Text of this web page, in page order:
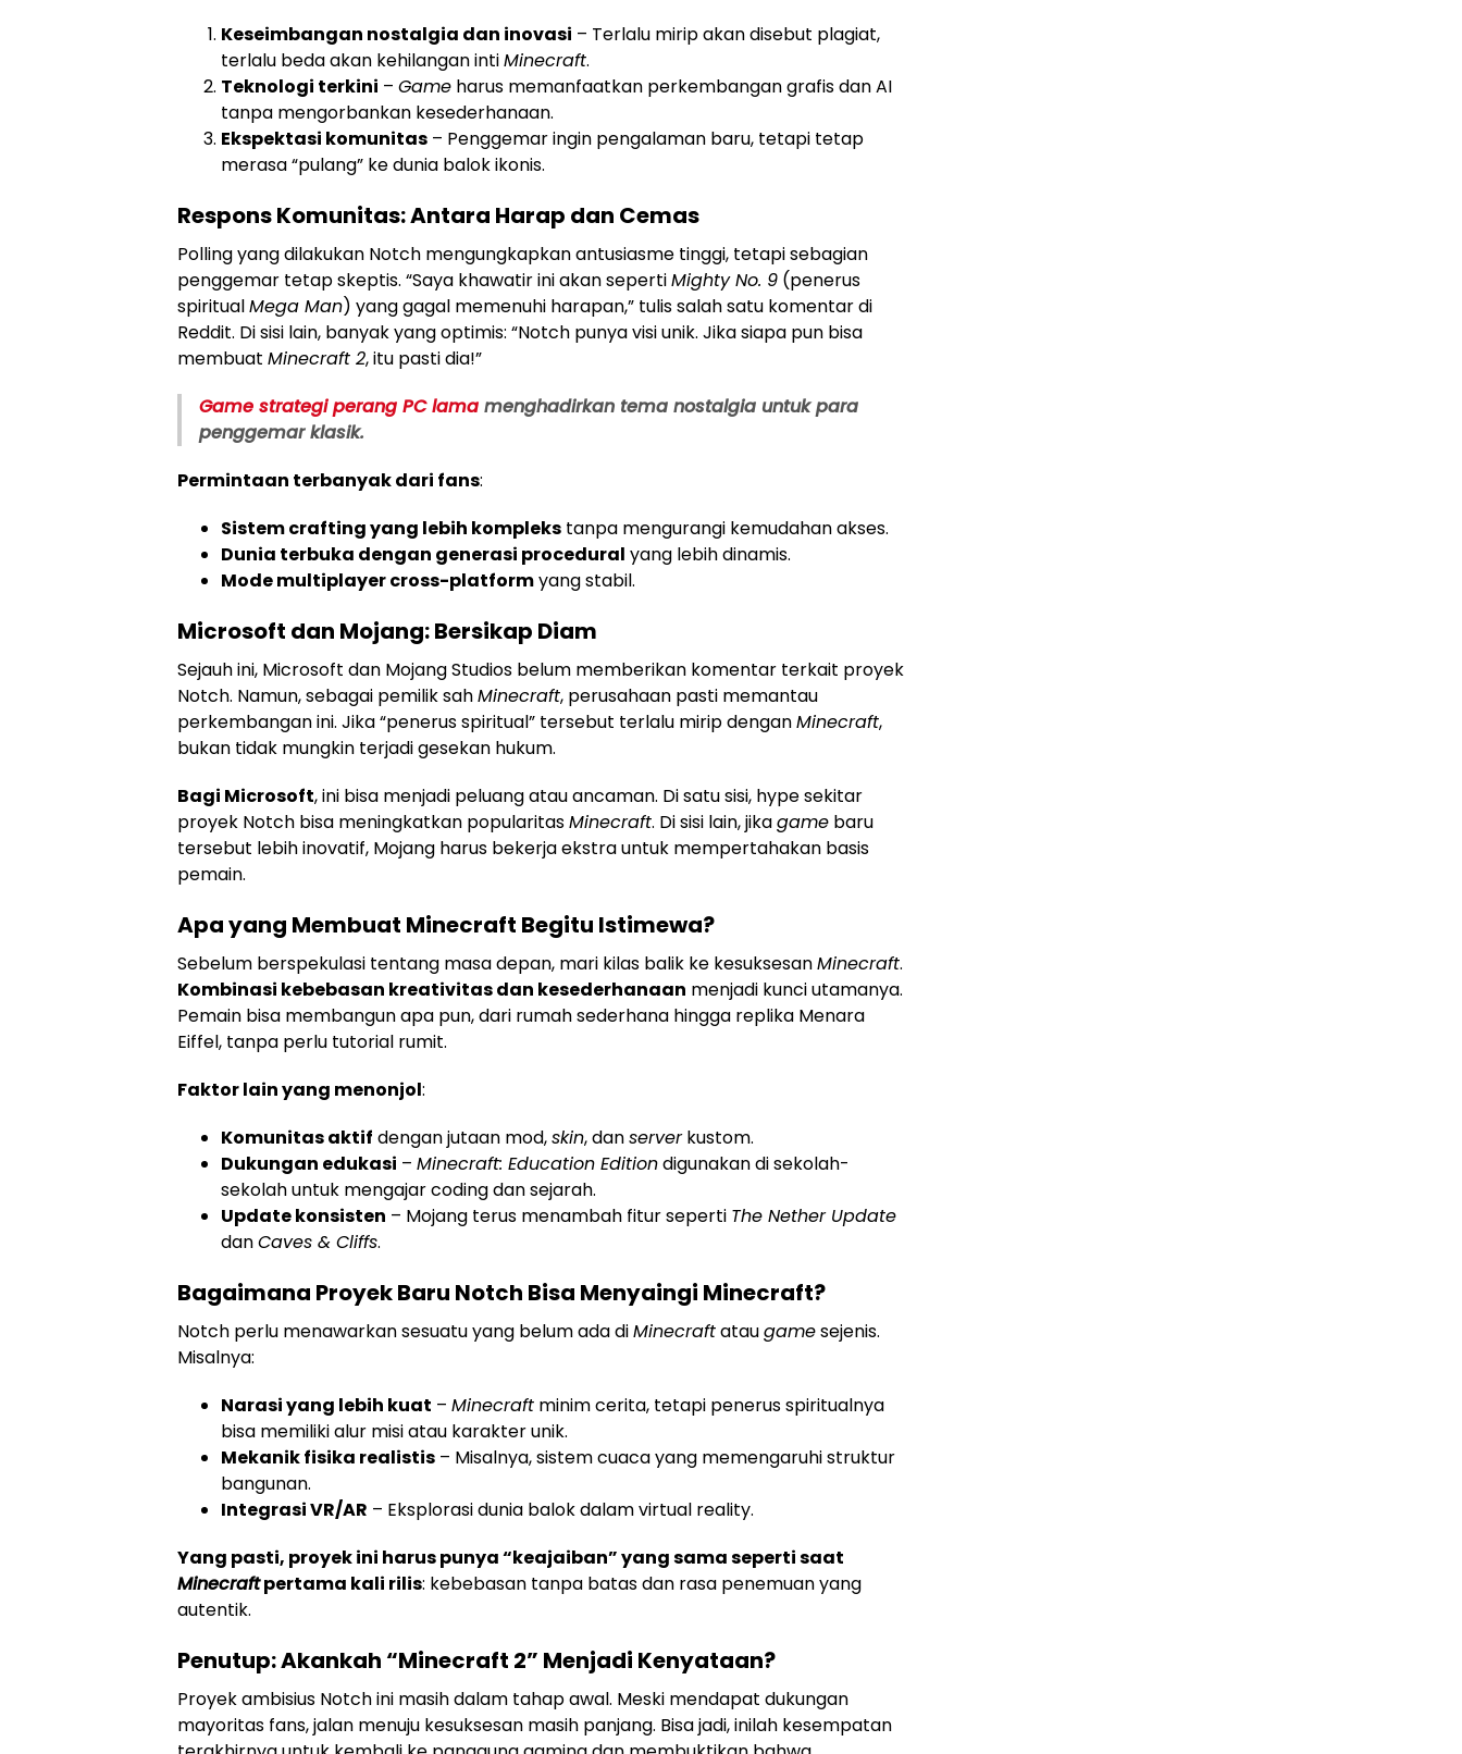
Keseimbangan nostalgia dan inovasi – Terlalu mirip akan disebut plagiat,
terlalu beda akan kehilangan intiMinecraft.
Teknologi terkini – Game harus memanfaatkan perkembangan grafis dan AI
tanpa mengorbankan kesederhanaan.
Ekspektasi komunitas – Penggemar ingin pengalaman baru, tetapi tetap
merasa “pulang” ke dunia balok ikonis.
Respons Komunitas: Antara Harap dan Cemas
Polling yang dilakukan Notch mengungkapkan antusiasme tinggi, tetapi sebagian
penggemar tetap skeptis. “Saya khawatir ini akan sepertiMighty No. 9 (penerus
spiritualMega Man) yang gagal memenuhi harapan,” tulis salah satu komentar di
Reddit. Di sisi lain, banyak yang optimis: “Notch punya visi unik. Jika siapa pun bisa
membuat Minecraft 2, itu pasti dia!”
Game strategiperang PClama menghadirkan tema nostalgia untuk para
penggemar klasik.
Permintaan terbanyak dari fans:
Sistem crafting yang lebih kompleks tanpa mengurangi kemudahan akses.
Dunia terbuka dengan generasi procedural yang lebih dinamis.
Mode multiplayer cross-platformyang stabil.
Microsoft dan Mojang: Bersikap Diam
Sejauh ini, Microsoft dan Mojang Studios belum memberikan komentar terkait proyek
Notch. Namun, sebagai pemilik sahMinecraft, perusahaan pasti memantau
perkembangan ini. Jika “penerus spiritual” tersebut terlalu mirip denganMinecraft,
bukan tidak mungkin terjadi gesekan hukum.
Bagi Microsoft, ini bisa menjadi peluang atau ancaman. Di satu sisi, hype sekitar
proyek Notch bisa meningkatkan popularitasMinecraft. Di sisi lain, jikagame baru
tersebut lebih inovatif, Mojang harus bekerja ekstra untuk mempertahakan basis
pemain.
Apa yang Membuat Minecraft Begitu Istimewa?
Sebelum berspekulasi tentang masa depan, mari kilas balik ke kesuksesanMinecraft.
Kombinasi kebebasan kreativitas dan kesederhanaan menjadi kunci utamanya.
Pemain bisa membangun apa pun, dari rumah sederhana hingga replika Menara
Eiffel, tanpa perlu tutorial rumit.
Faktor lain yang menonjol:
Komunitas aktif dengan jutaan mod,skin, danserverkustom.
Dukungan edukasi – Minecraft: Education Editiondigunakan di sekolah-
sekolah untuk mengajar coding dan sejarah.
Update konsisten – Mojang terus menambah fitur seperti The Nether Update
danCaves & Cliffs.
Bagaimana Proyek Baru Notch Bisa Menyaingi Minecraft?
Notch perlu menawarkan sesuatu yang belum ada diMinecraftataugamesejenis.
Misalnya:
Narasi yang lebih kuat – Minecraft minim cerita, tetapi penerus spiritualnya
bisa memiliki alur misi atau karakter unik.
Mekanik fisika realistis – Misalnya, sistem cuaca yang memengaruhi struktur
bangunan.
Integrasi VR/AR – Eksplorasi dunia balok dalam virtual reality.
Yang pasti, proyek ini harus punya “keajaiban” yang sama seperti saat
Minecraftpertama kali rilis: kebebasan tanpa batas dan rasa penemuan yang
autentik.
Penutup: Akankah “Minecraft 2” Menjadi Kenyataan?
Proyek ambisius Notch ini masih dalam tahap awal. Meski mendapat dukungan
mayoritas fans, jalan menuju kesuksesan masih panjang. Bisa jadi, inilah kesempatan